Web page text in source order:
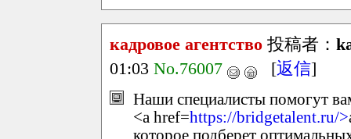
кадровое агентство 投稿者：
01:03 No.76007 [返信]
Наши специалисты помогут
<a href=https://bridgetalent.ru/>
которое подберет